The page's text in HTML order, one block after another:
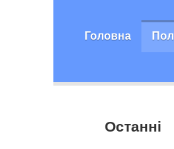
Головна
Останні